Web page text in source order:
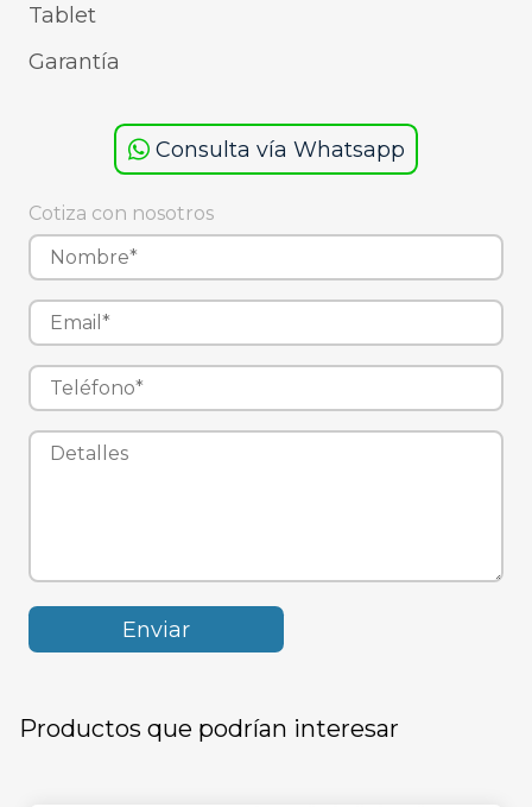
Tablet
Garantía
Consulta vía Whatsapp
Cotiza con nosotros
Productos que podrían interesar